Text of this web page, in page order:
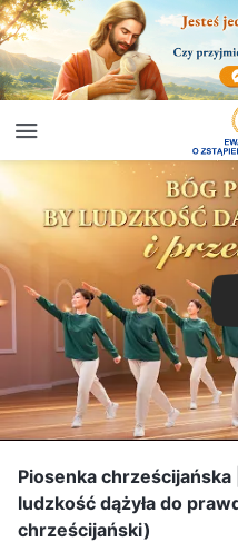
Piosenka chrześcijańska
ludzkość dążyła do
chrześcijański)